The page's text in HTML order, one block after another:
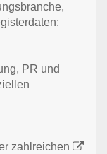
PR und
zahlreichen